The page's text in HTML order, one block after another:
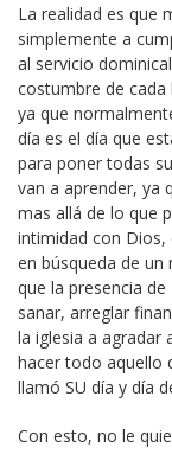
La realidad es que
simplemente a
al servicio
costumbre de cada
ya que
día es el día que
para poner todas
van a aprender, ya
mas allá de lo que
intimidad con Dios,
en búsqueda de
que la presencia
sanar, arreglar
la iglesia a agradar
hacer todo aquello
llamó SU día y día
Con esto, no le